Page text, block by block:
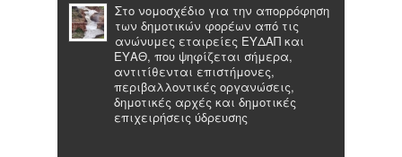
Στο νομοσχέδιο για την απορρόφηση
των δημοτικών φορέων από τις
ανώνυμες εταιρείες ΕΥΔΑΠ και
ΕΥΑΘ, που ψηφίζεται σήμερα,
αντιτίθενται επιστήμονες,
περιβαλλοντικές οργανώσεις,
δημοτικές αρχές και δημοτικές
επιχειρήσεις ύδρευσης